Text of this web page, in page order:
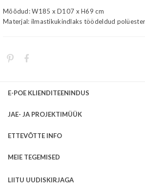
Mõõdud: W185 x D107 x H69 cm
Materjal: ilmastikukindlaks töödeldud
E-POE KLIENDITEENINDUS
JAE- JA PROJEKTIMÜÜK
ETTEVÕTTE INFO
MEIE TEGEMISED
LIITU UUDISKIRJAGA